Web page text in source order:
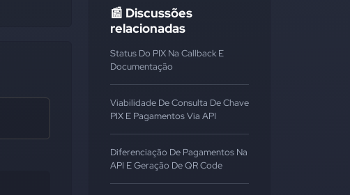
📰 Discussões
relacionadas
Status Do PIX Na Callback E
Documentação
Viabilidade De Consulta De Chave
PIX E Pagamentos Via API
Diferenciação De Pagamentos Na
API E Geração De QR Code